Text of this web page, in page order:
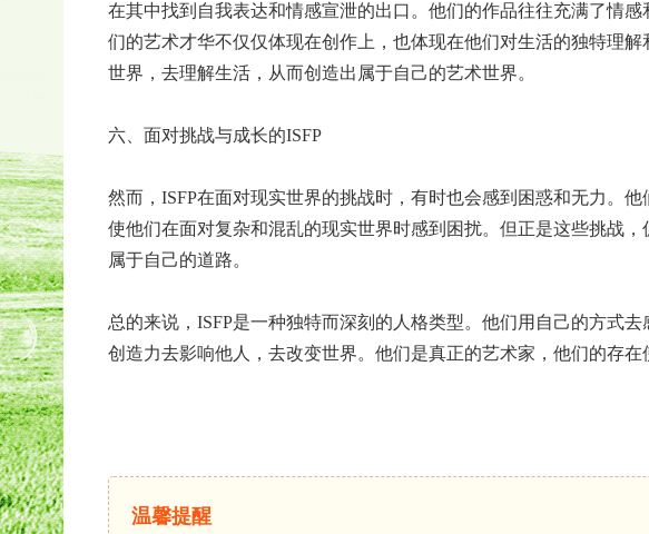
在其中找到自我表达和情感宣泄的出口。他们的作品往往充满了情
们的艺术才华不仅仅体现在创作上，也体现在他们对生活的独特理
世界，去理解生活，从而创造出属于自己的艺术世界。
六、面对挑战与成长的ISFP
然而，ISFP在面对现实世界的挑战时，有时也会感到困惑和无力。
使他们在面对复杂和混乱的现实世界时感到困扰。但正是这些挑战
属于自己的道路。
总的来说，ISFP是一种独特而深刻的人格类型。他们用自己的方式
创造力去影响他人，去改变世界。他们是真正的艺术家，他们的存在
温馨提醒